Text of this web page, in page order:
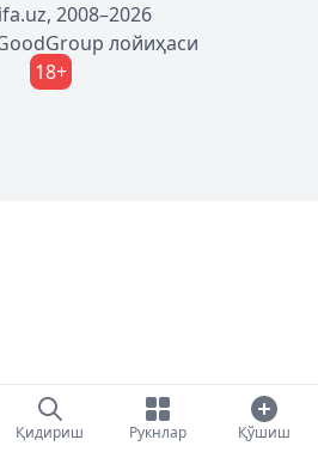
2008–2026
лойиҳаси
18+
Қидириш Рукнлар Қўшиш